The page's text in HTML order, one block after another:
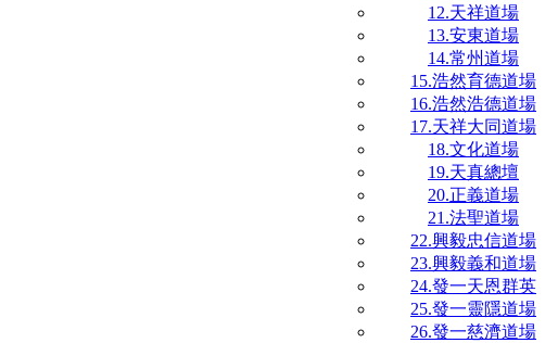
12.天祥道場
13.安東道場
14.常州道場
15.浩然育德道場
16.浩然浩德道場
17.天祥大同道場
18.文化道場
19.天真總壇
20.正義道場
21.法聖道場
22.興毅忠信道場
23.興毅義和道場
24.發一天恩群英
25.發一靈隱道場
26.發一慈濟道場